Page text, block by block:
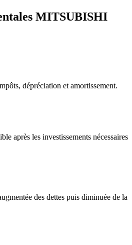
MITSUBISHI
dépréciation et amortissement.
après les investissements nécessaires
des dettes puis diminuée de la